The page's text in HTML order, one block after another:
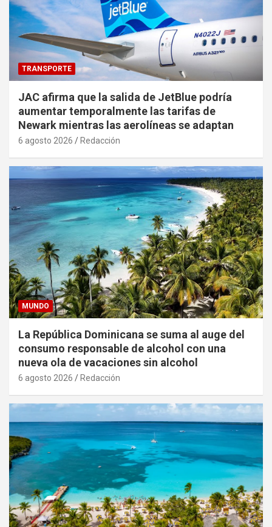
TRANSPORTE
JAC afirma que la salida de JetBlue podría
aumentar temporalmente las tarifas de
Newark mientras las aerolíneas se adaptan
6 agosto 2026 Redacción
MUNDO
La República Dominicana se suma al auge del
consumo responsable de alcohol con una
nueva ola de vacaciones sin alcohol
6 agosto 2026 Redacción